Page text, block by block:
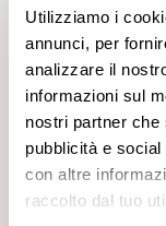
Utilizziamo i
annunci, per
analizzare il
informazioni sul
nostri partner che
pubblicità e
con altre
raccolto dal tuo
Schwyz
VARIANTE